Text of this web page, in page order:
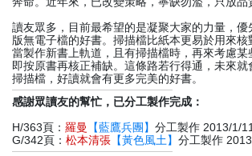
讀友眾多，目前最希望的是凝聚大家的力量，優
版無電子檔的好書。掃描檔比紙本更易於用來核
當製作新書上軌道，且有掃描檔時，再來考慮某
即按原書再核正補缺。這條路若行得通，未來
掃描檔，好讀就會有更多完美的好書。
感謝眾讀友的幫忙，已分工製作完成：
H/363頁：羅曼 【藍鷹兵團】分工製作 2013/1/
G/342頁：松本清張 【黃色風土】分工製作